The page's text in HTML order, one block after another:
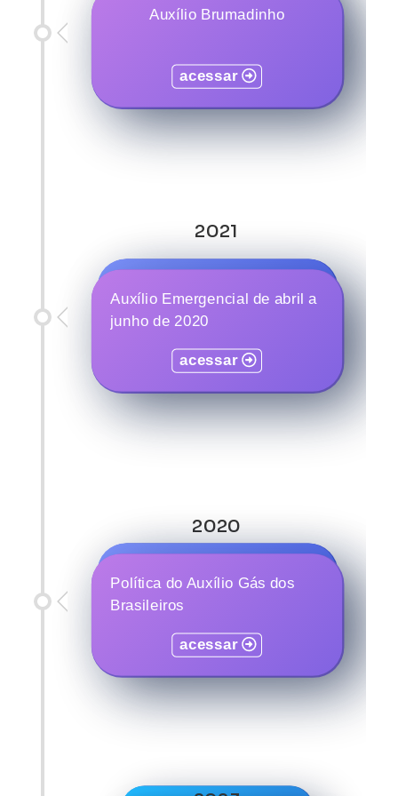
acessar
acessar
Auxílio Brumadinho
acessar
2020
acessar
Auxílio Emergencial de abril a
junho de 2020
acessar
2021
acessar
Política do Auxílio Gás dos
Brasileiros
acessar